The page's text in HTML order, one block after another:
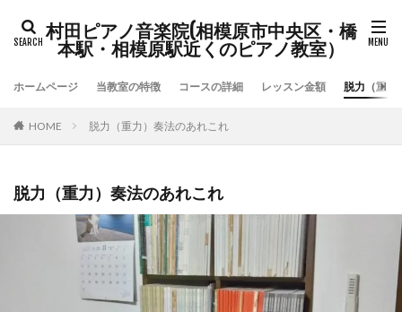
村田ピアノ音楽院(相模原市中央区・橋
本駅・相模原駅近くのピアノ教室）
ホームページ 当教室の特徴 コースの詳細 レッスン金額 脱力（重力
HOME 脱力（重力）奏法のあれこれ
脱力（重力）奏法のあれこれ